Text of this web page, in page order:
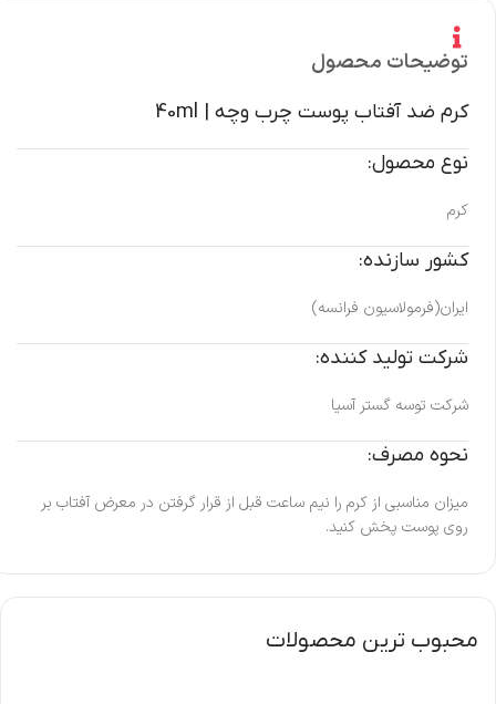
توضیحات محصول
کرم ضد آفتاب پوست چرب وچه | 40ml
نوع محصول:
کرم
کشور سازنده:
ایران(فرمولاسیون فرانسه)
شرکت تولید کننده:
شرکت توسه گستر آسیا
نحوه مصرف:
میزان مناسبی از کرم را نیم ساعت قبل از قرار گرفتن در معرض آفتاب بر
روی پوست پخش کنید.
محبوب ترین محصولات